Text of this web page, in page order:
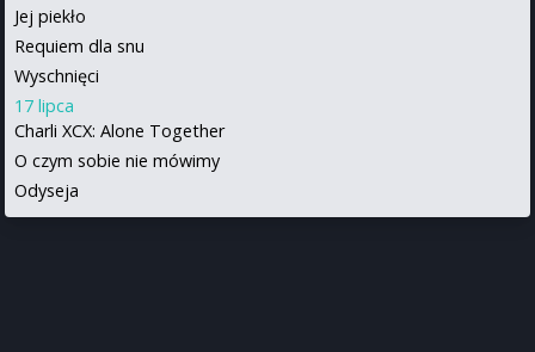
Jej piekło
Requiem dla snu
Wyschnięci
17 lipca
Charli XCX: Alone Together
O czym sobie nie mówimy
Odyseja